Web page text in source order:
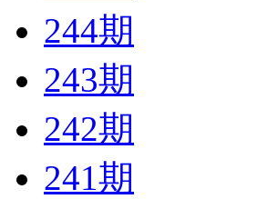
244期
243期
242期
241期